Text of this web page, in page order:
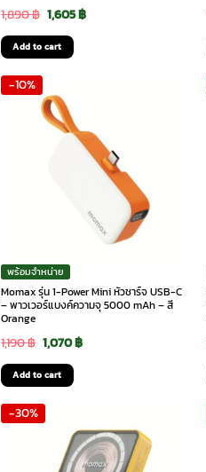
1,890฿ Original
price
was:
1,605฿Current
Add to cart
-10%
พร้อมจำหน่าย
Momax รุ่น 1-Power Mini หัวชาร์จ USB-C
– พาวเวอร์แบงค์ความจุ 5000 mAh – สี
Orange
1,190฿ Original
price
was:
1,190 ฿.
1,070฿Current
Add to cart
-30%